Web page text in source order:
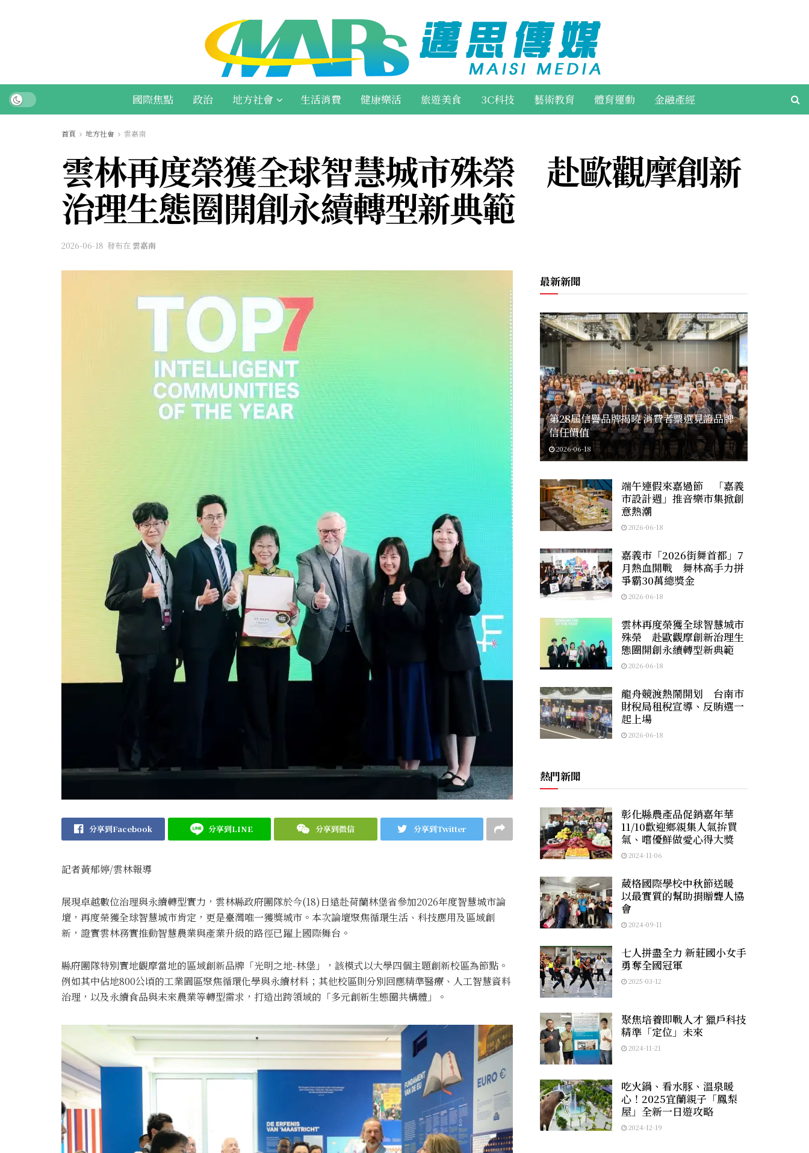
國際焦點 政治 地方社會 生活消費 健康樂活 旅遊美食 3C科技 藝術教育 體育運動 金融產經
首頁 地方社會 雲嘉南
雲林再度榮獲全球智慧城市殊榮 赴歐觀摩創新
治理生態圈開創永續轉型新典範
2026-06-18 發布在 雲嘉南
分享到Facebook 分享到LINE 分享到微信 分享到Twitter
記者黃郁婷/雲林報導
展現卓越數位治理與永續轉型實力，雲林縣政府團隊於今(18)日遠赴荷蘭林堡省參加2026年度智慧城市論
壇，再度榮獲全球智慧城市肯定，更是臺灣唯一獲獎城市。本次論壇聚焦循環生活、科技應用及區域創
新，證實雲林務實推動智慧農業與產業升級的路徑已躍上國際舞台。
縣府團隊特別實地觀摩當地的區域創新品牌「光明之地-林堡」，該模式以大學四個主題創新校區為節點。
例如其中佔地800公頃的工業園區聚焦循環化學與永續材料；其他校區則分別回應精準醫療、人工智慧資料
治理，以及永續食品與未來農業等轉型需求，打造出跨領域的「多元創新生態圈共構體」。
最新新聞
第28屆信譽品牌揭曉 消費者票選見證品牌
信任價值
2026-06-18
端午連假來嘉過節 「嘉義
市設計週」推音樂市集掀創
意熱潮
2026-06-18
嘉義市「2026街舞首都」7
月熱血開戰 舞林高手力拼
爭霸30萬總獎金
2026-06-18
雲林再度榮獲全球智慧城市
殊榮 赴歐觀摩創新治理生
態圈開創永續轉型新典範
2026-06-18
龍舟競渡熱鬧開划 台南市
財稅局租稅宣導、反賄選一
起上場
2026-06-18
熱門新聞
彰化縣農產品促銷嘉年華
11/10歡迎鄉親集人氣拚買
氣、嚐優鮮做愛心得大獎
2024-11-06
葳格國際學校中秋節送暖
以最實質的幫助捐贈聾人協
會
2024-09-11
七人拼盡全力 新莊國小女手
勇奪全國冠軍
2025-03-12
聚焦培養即戰人才 獵戶科技
精準「定位」未來
2024-11-21
吃火鍋、看水豚、溫泉暖
心！2025宜蘭親子「鳳梨
屋」全新一日遊攻略
2024-12-19